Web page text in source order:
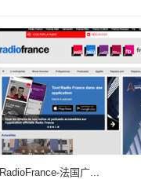
RadioFrance-法国广...